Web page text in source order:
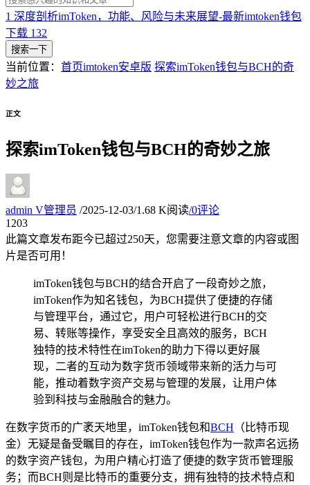
1 深度剖析imToken，功能、风险与未来展望-最新imtoken钱包
下载 132
搜索一下
当前位置： 首页imtoken安卓版 探索imToken钱包与BCH的奇
妙之旅
正文
探索imToken钱包与BCH的奇妙之旅
admin V管理员 /2025-12-03/1.68 K阅读/0评论
1203
此篇文章发布距今已超过250天，您需要注意文章的内容或图
片是否可用！
imToken钱包与BCH的结合开启了一段奇妙之旅，
imToken作为知名钱包，为BCH提供了便捷的存储
与管理平台，通过它，用户可轻松进行BCH的交
易、转账等操作，享受安全且高效的服务，BCH
独特的技术特性在imToken的助力下得以更好展
现，二者的互动为数字货币领域带来新的活力与可
能，推动着数字资产交易与管理的发展，让用户体
验到科技与金融融合的魅力。
在数字货币的广袤天地里，imToken钱包和BCH （比特币现
金）无疑是备受瞩目的存在，imToken钱包作为一款声名远扬
的数字资产钱包，为用户精心打造了便捷的数字货币管理服
务；而BCH则是比特币的重要分支，拥有独特的技术特点和